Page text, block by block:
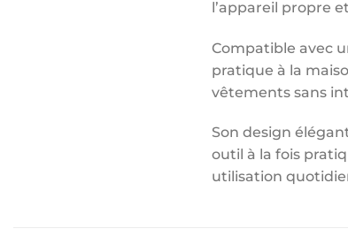
l’appareil propre
Compatible avec
pratique à la
vêtements sans
Son design
outil à la fois
utilisation